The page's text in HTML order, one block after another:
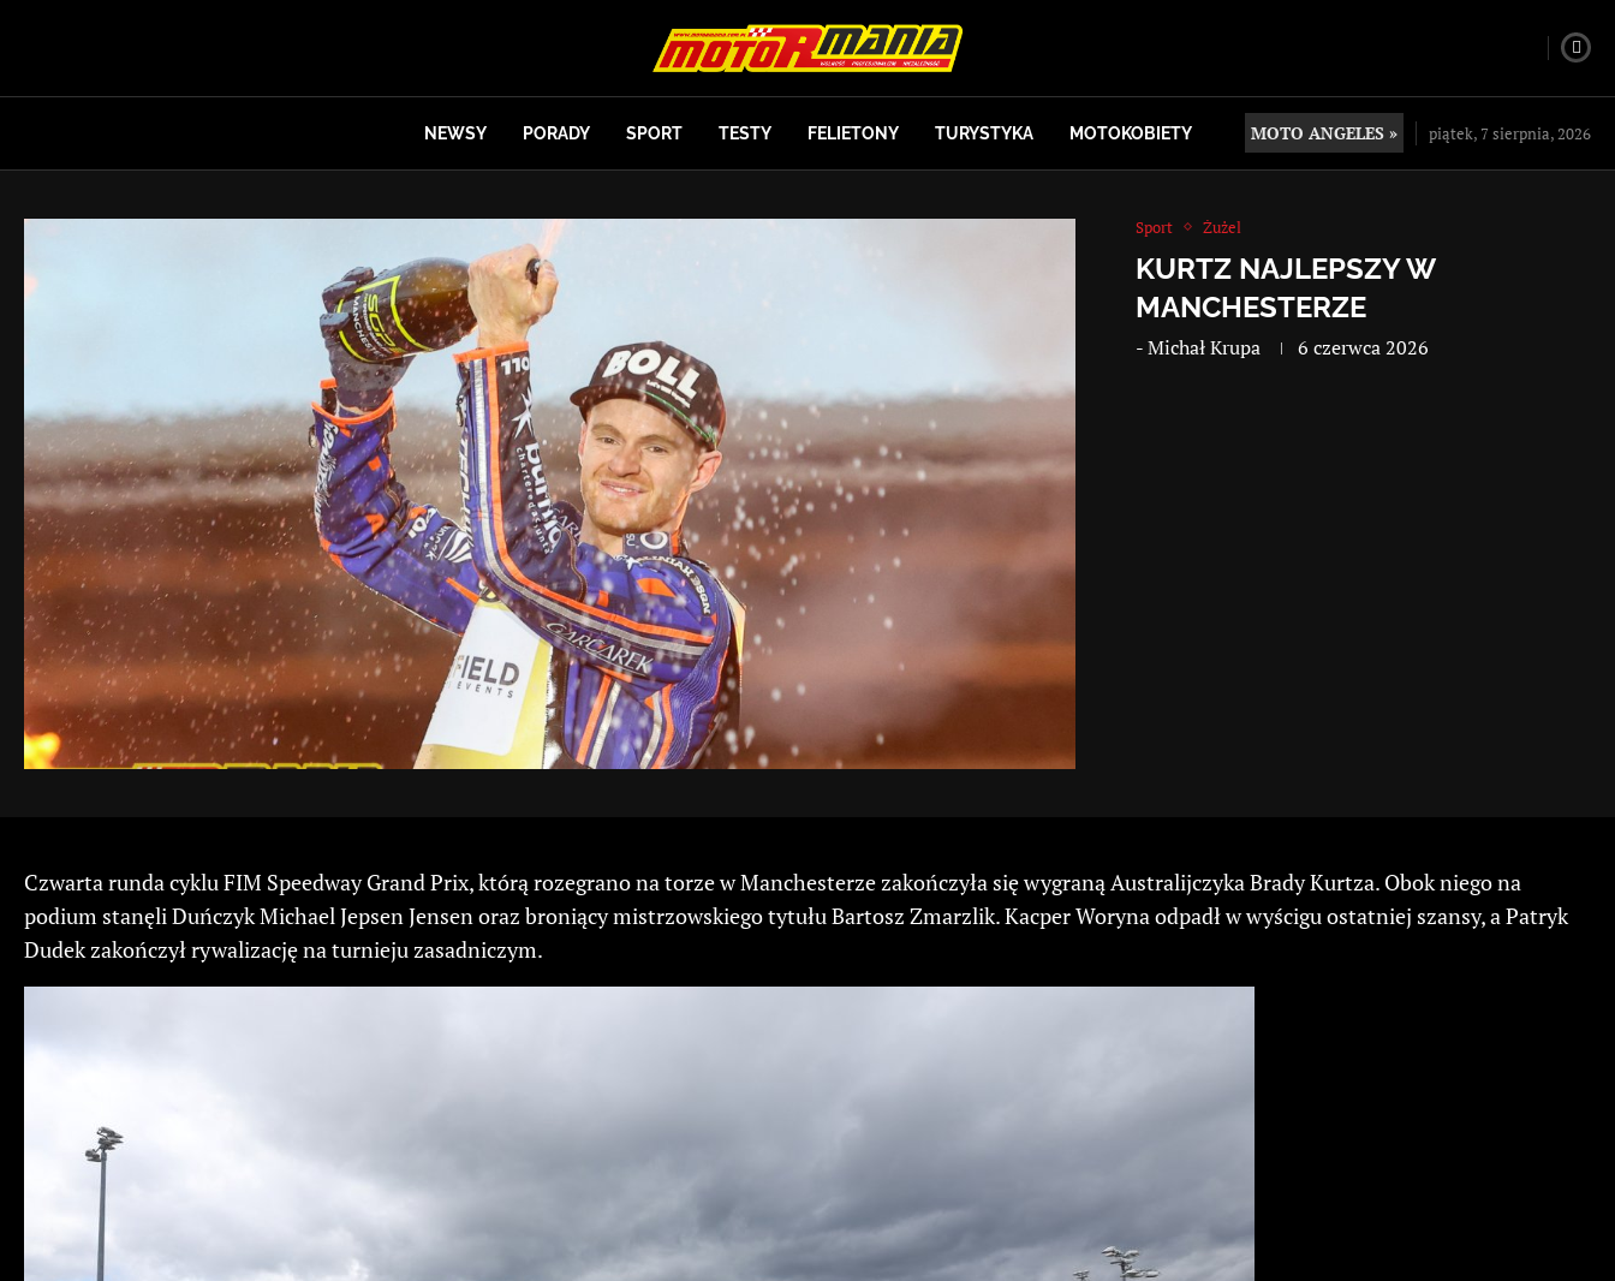
NEWSY PORADY SPORT TESTY FELIETONY TURYSTYKA MOTOKOBIETY MOTO ANGELES » piątek, 7 sierpnia, 2026
Sport Żużel
KURTZ NAJLEPSZY W
MANCHESTERZE
-Michał Krupa 6 czerwca 2026
Czwarta runda cyklu FIM Speedway Grand Prix, którą rozegrano na torze w Manchesterze zakończyła się wygraną Australijczyka Brady Kurtza. Obok niego na
podium stanęli Duńczyk Michael Jepsen Jensen oraz broniący mistrzowskiego tytułu Bartosz Zmarzlik. Kacper Woryna odpadł w wyścigu ostatniej szansy, a Patryk
Dudek zakończył rywalizację na turnieju zasadniczym.